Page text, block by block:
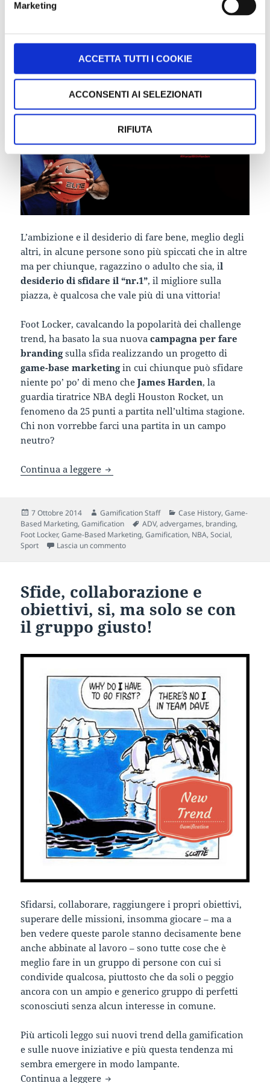
Marketing
ACCETTA TUTTI I COOKIE
ACCONSENTI AI SELEZIONATI
RIFIUTA
Locker sperimenta la
Gamification
L’ambizione e il desiderio di fare bene, meglio degli
altri, in alcune persone sono più spiccati che in altre
ma per chiunque, ragazzino o adulto che sia, il
desiderio di sfidare il “nr.1”, il migliore sulla
piazza, è qualcosa che vale più di una vittoria!
Foot Locker, cavalcando la popolarità dei challenge
trend, ha basato la sua nuovacampagna per fare
brandingsulla sfida realizzando un progetto di
game-base marketingin cui chiunque può sfidare
niente po’ po’ di meno che James Harden, la
guardia tiratrice NBA degli Houston Rocket, un
fenomeno da 25 punti a partita nell’ultima stagione.
Chi non vorrebbe farci una partita in un campo
neutro?
Continua a leggere Voglia di vincere! Foot Locker
Scritto
il
7 Ottobre 2014 Autore
Gamification Staff Categorie
Case History,Game-
Based Marketing,Gamification Tag
ADV,advergames, branding,
Foot Locker,Game-Based Marketing,Gamification, NBA,Social,
Sport
Lascia un commentosu Voglia di vincere! Foot Locker
Sfide, collaborazione e
obiettivi, si, ma solo se con
il gruppo giusto!
Sfidarsi, collaborare, raggiungere i propri obiettivi,
superare delle missioni, insomma giocare – ma a
ben vedere queste parole stanno decisamente bene
anche abbinate al lavoro – sono tutte cose che è
meglio fare in un gruppo di persone con cui si
condivide qualcosa, piuttosto che da soli o peggio
ancora con un ampio e generico gruppo di perfetti
sconosciuti senza alcun interesse in comune.
Più articoli leggo sui nuovi trend della gamification
e sulle nuove iniziative e più questa tendenza mi
sembra emergere in modo lampante.
Continua a leggere Sfide, collaborazione e obiettivi, si,